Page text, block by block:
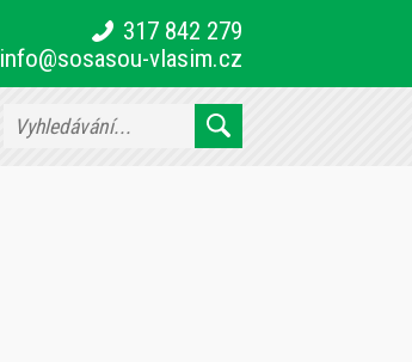
317 842 279
info@sosasou-vlasim.cz